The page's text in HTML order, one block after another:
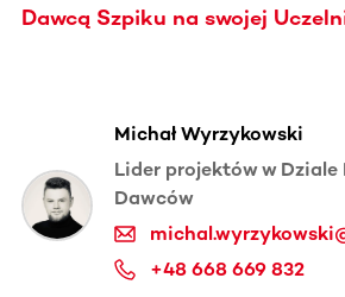
Dawcą Szpiku na swojej
Michał Wyrzykowski
Lider projektów w Dziale
Dawców
+48 668 669 832